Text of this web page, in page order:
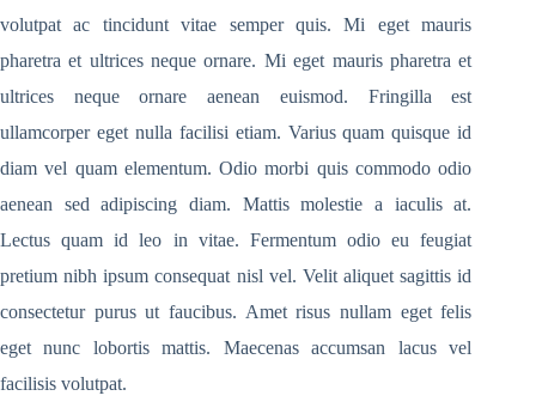
volutpat ac tincidunt vitae semper quis. Mi eget mauris
pharetra et ultrices neque ornare. Mi eget mauris pharetra et
ultrices neque ornare aenean euismod. Fringilla est
ullamcorper eget nulla facilisi etiam. Varius quam quisque id
diam vel quam elementum. Odio morbi quis commodo odio
aenean sed adipiscing diam. Mattis molestie a iaculis at.
Lectus quam id leo in vitae. Fermentum odio eu feugiat
pretium nibh ipsum consequat nisl vel. Velit aliquet sagittis id
consectetur purus ut faucibus. Amet risus nullam eget felis
eget nunc lobortis mattis. Maecenas accumsan lacus vel
facilisis volutpat.